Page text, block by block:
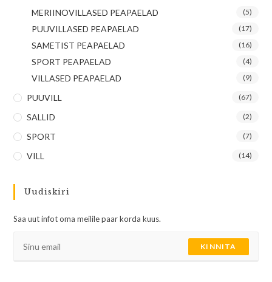
MERIINOVILLASED PEAPAELAD (5)
PUUVILLASED PEAPAELAD (17)
SAMETIST PEAPAELAD (16)
SPORT PEAPAELAD (4)
VILLASED PEAPAELAD (9)
PUUVILL (67)
SALLID (2)
SPORT (7)
VILL (14)
Uudiskiri
Saa uut infot oma meilile paar korda kuus.
KINNITA